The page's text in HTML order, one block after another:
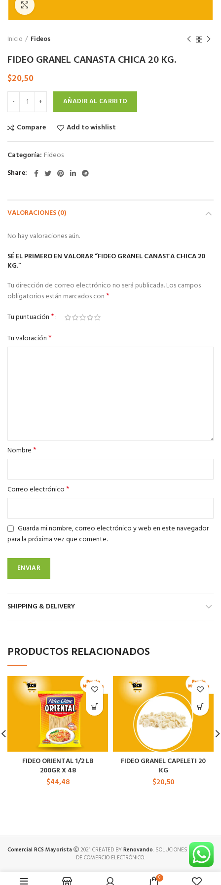
Inicio Fideos
FIDEO GRANEL CANASTA CHICA 20 KG.
$20,50
AÑADIR AL CARRITO
Compare Add to wishlist
Categoría: Fideos
Share
VALORACIONES (0)
No hay valoraciones aún.
SÉ EL PRIMERO EN VALORAR “FIDEO GRANEL CANASTA CHICA 20
KG.”
Tu dirección de correo electrónico no será publicada.Los campos
obligatorios están marcados con*
Tu puntuación*
Tu valoración*
Nombre*
Correo electrónico*
Guarda mi nombre, correo electrónico y web en este navegador
para la próxima vez que comente.
SHIPPING & DELIVERY
PRODUCTOS RELACIONADOS
FIDEO ORIENTAL 1/2 LB
200GR X 48
$44,48
FIDEO GRANEL CAPELETI 20
KG
$20,50
Comercial RCS Mayorista 2021 CREATED BYRenovando. SOLUCIONES PREMIUM
DE COMERCIO ELECTRÓNICO.
0